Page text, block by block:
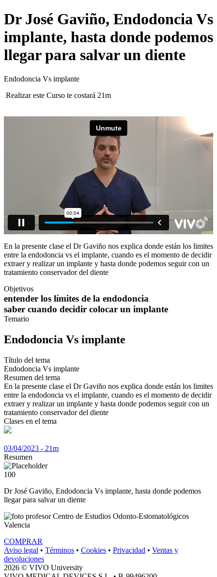
Dr José Gaviño, Endodoncia Vs
implante, hasta donde podemos
llegar para salvar un diente
Endodoncia Vs implante
Realizar este Curso te costará 21m
En la presente clase el Dr Gaviño nos explica donde están los limites
entre la endodoncia vs el implante, cuando es el momento de decidir
extraer y realizar un implante y hasta donde podemos seguir con un
tratamiento conservador del diente
Objetivos
entender los límites de la endodoncia
saber cuando decidir colocar un implante
Temario
Endodoncia Vs implante
Título del tema
Endodoncia Vs implante
Resumen del tema
En la presente clase el Dr Gaviño nos explica donde están los limites
entre la endodoncia vs el implante, cuando es el momento de decidir
extraer y realizar un implante y hasta donde podemos seguir con un
tratamiento conservador del diente
Clases en el tema
03/04/2023 - 21m
Resumen
100
Dr José Gaviño, Endodoncia Vs implante, hasta donde podemos
llegar para salvar un diente
Centro de Estudios Odonto-Estomatológicos
Valencia
COMPRAR
Aviso legal • Términos • Cookies • Privacidad • Ventas y
devoluciones
2026 © VIVO University